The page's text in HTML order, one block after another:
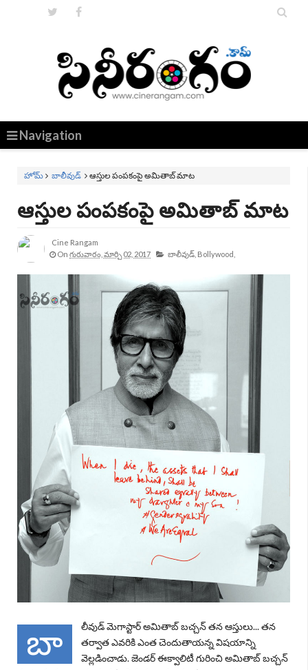

Navigation
హోమ్ బాలీవుడ్ ఆస్తుల పంపకంపై అమితాబ్ మాట
ఆస్తుల పంపకంపై అమితాబ్ మాట
Cine Rangam
On గురువారం, మార్చి 02, 2017 బాలీవుడ్, Bollywood,
బా
లీవుడ్ మెగాస్టార్ అమితాబ్ బచ్చన్ తన ఆస్తులు... తన
తర్వాత ఎవరికి ఎంత చెందుతాయన్న విషయాన్ని
వెల్లడించాడు. జెండర్ ఈక్వాలిటీ గురించి అమితాబ్ బచ్చన్